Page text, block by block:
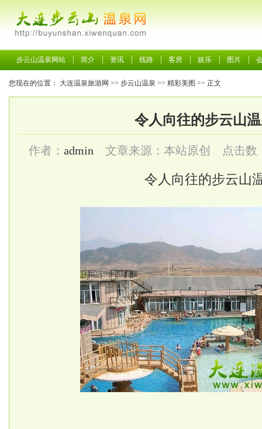
步云山温泉网站 简介 资讯 线路 客房 娱乐 图片
您现在的位置： 大连温泉旅游网 >> 步云山温泉 >> 精彩美图 >> 正文
令人向往的步云山
作者： admin 文章来源：本站原创 点击数
令人向往的步云山